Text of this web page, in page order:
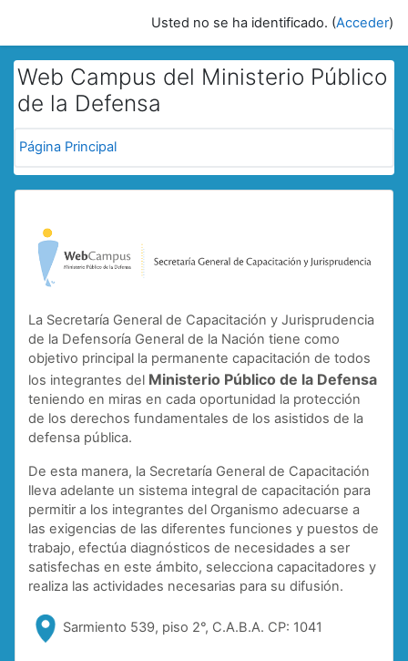
Usted no se ha identificado. (Acceder)
Web Campus del Ministerio Público
de la Defensa
Página Principal
La Secretaría General de Capacitación y Jurisprudencia
de la Defensoría General de la Nación tiene como
objetivo principal la permanente capacitación de todos
los integrantes del Ministerio Público de la Defensa
teniendo en miras en cada oportunidad la protección
de los derechos fundamentales de los asistidos de la
defensa pública.
De esta manera, la Secretaría General de Capacitación
lleva adelante un sistema integral de capacitación para
permitir a los integrantes del Organismo adecuarse a
las exigencias de las diferentes funciones y puestos de
trabajo, efectúa diagnósticos de necesidades a ser
satisfechas en este ámbito, selecciona capacitadores y
realiza las actividades necesarias para su difusión.
Sarmiento 539, piso 2°, C.A.B.A. CP: 1041